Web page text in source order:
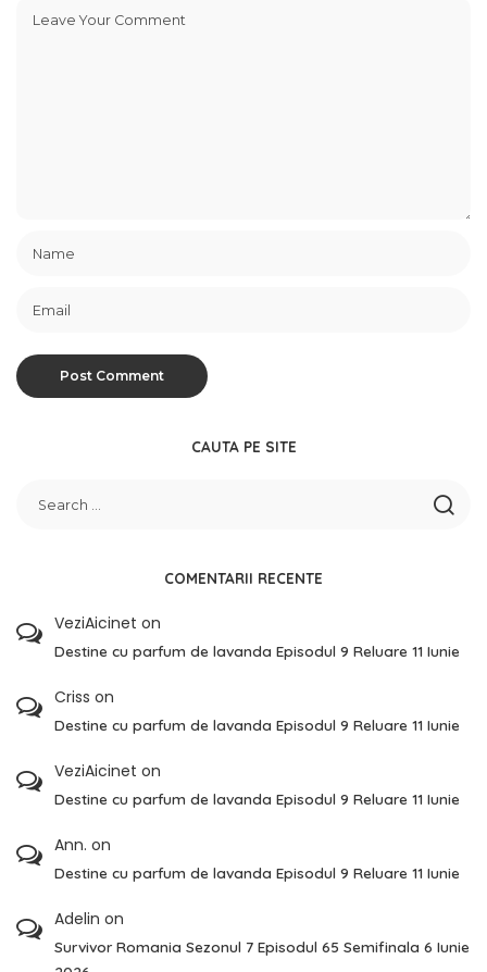
CAUTA PE SITE
COMENTARII RECENTE
VeziAicinet on
Destine cu parfum de lavanda Episodul 9 Reluare 11 Iunie
Criss on
Destine cu parfum de lavanda Episodul 9 Reluare 11 Iunie
VeziAicinet on
Destine cu parfum de lavanda Episodul 9 Reluare 11 Iunie
Ann. on
Destine cu parfum de lavanda Episodul 9 Reluare 11 Iunie
Adelin on
Survivor Romania Sezonul 7 Episodul 65 Semifinala 6 Iunie